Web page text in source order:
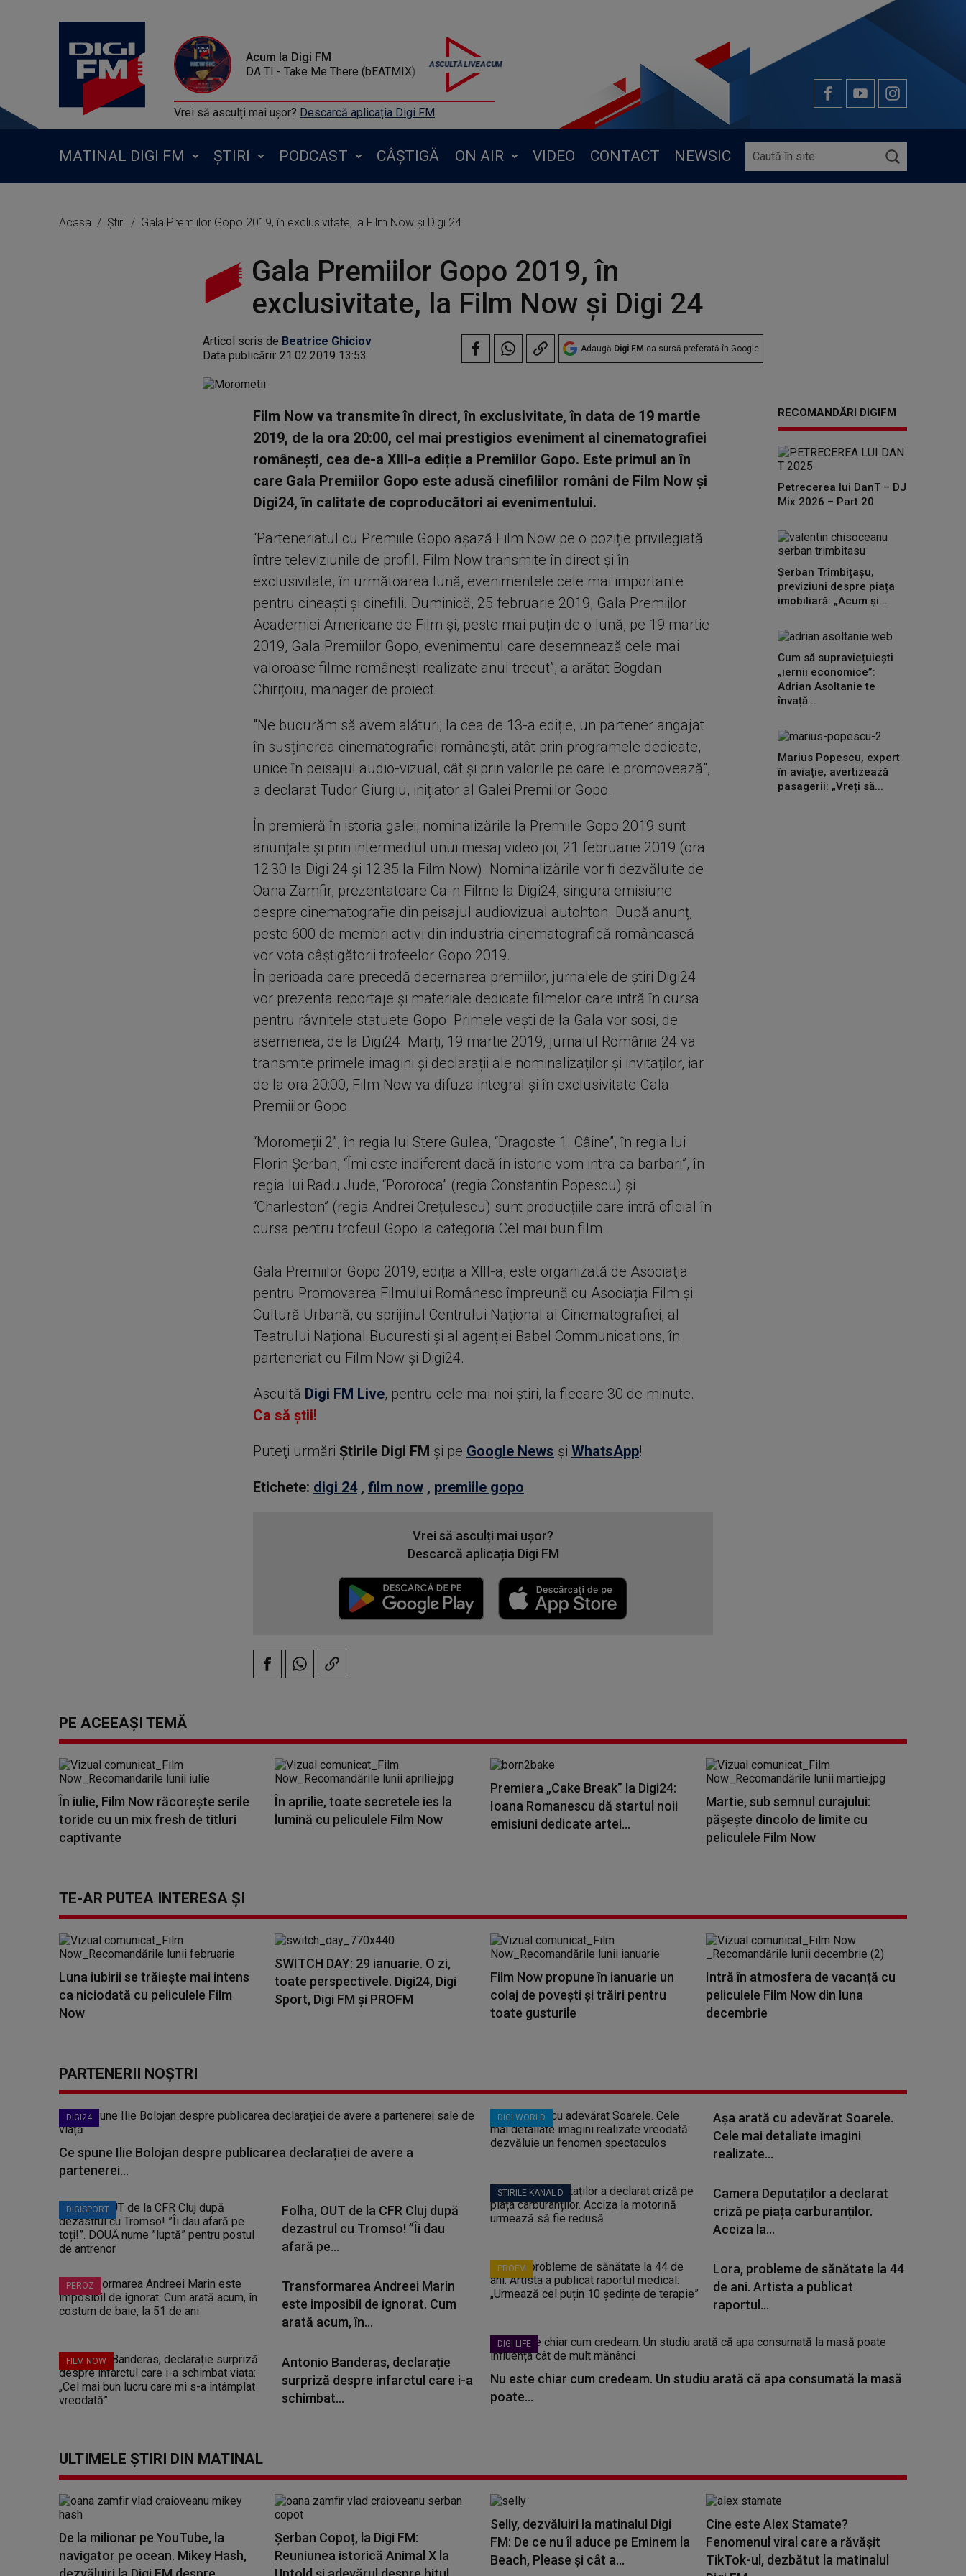
Acum la Digi FM
DA TI - Take Me There (bEATMIX)
Vrei să asculți mai ușor? Descarcă aplicația Digi FM
MATINAL DIGI FM ȘTIRI PODCAST CÂȘTIGĂ ON AIR VIDEO CONTACT NEWSIC
Acasa Știri Gala Premiilor Gopo 2019, în exclusivitate, la Film Now și Digi 24
Gala Premiilor Gopo 2019, în
exclusivitate, la Film Now și Digi 24
Articol scris de Beatrice Ghiciov
Data publicării: 21.02.2019 13:53 Adaugă Digi FM ca sursă preferată în Google
Film Now va transmite în direct, în exclusivitate, în data de 19 martie
2019, de la ora 20:00, cel mai prestigios eveniment al cinematografiei
românești, cea de-a XIII-a ediție a Premiilor Gopo. Este primul an în
care Gala Premiilor Gopo este adusă cinefililor români de Film Now și
Digi24, în calitate de coproducători ai evenimentului.
“Parteneriatul cu Premiile Gopo așază Film Now pe o poziție privilegiată
între televiziunile de profil. Film Now transmite în direct și în
exclusivitate, în următoarea lună, evenimentele cele mai importante
pentru cineaști și cinefili. Duminică, 25 februarie 2019, Gala Premiilor
Academiei Americane de Film și, peste mai puțin de o lună, pe 19 martie
2019, Gala Premiilor Gopo, evenimentul care desemnează cele mai
valoroase filme românești realizate anul trecut”, a arătat Bogdan
Chirițoiu, manager de proiect.
"Ne bucurăm să avem alături, la cea de 13-a ediție, un partener angajat
în susținerea cinematografiei românești, atât prin programele dedicate,
unice în peisajul audio-vizual, cât și prin valorile pe care le promovează",
a declarat Tudor Giurgiu, inițiator al Galei Premiilor Gopo.
În premieră în istoria galei, nominalizările la Premiile Gopo 2019 sunt
anunțate și prin intermediul unui mesaj video joi, 21 februarie 2019 (ora
12:30 la Digi 24 și 12:35 la Film Now). Nominalizările vor fi dezvăluite de
Oana Zamfir, prezentatoare Ca-n Filme la Digi24, singura emisiune
despre cinematografie din peisajul audiovizual autohton. După anunț,
peste 600 de membri activi din industria cinematografică românească
vor vota câștigătorii trofeelor Gopo 2019.
În perioada care precedă decernarea premiilor, jurnalele de știri Digi24
vor prezenta reportaje și materiale dedicate filmelor care intră în cursa
pentru râvnitele statuete Gopo. Primele vești de la Gala vor sosi, de
asemenea, de la Digi24. Marți, 19 martie 2019, jurnalul România 24 va
transmite primele imagini și declarații ale nominalizaților și invitaților, iar
de la ora 20:00, Film Now va difuza integral și în exclusivitate Gala
Premiilor Gopo.
“Moromeții 2”, în regia lui Stere Gulea, “Dragoste 1. Câine”, în regia lui
Florin Șerban, “Îmi este indiferent dacă în istorie vom intra ca barbari”, în
regia lui Radu Jude, “Pororoca” (regia Constantin Popescu) și
“Charleston” (regia Andrei Crețulescu) sunt producțiile care intră oficial în
cursa pentru trofeul Gopo la categoria Cel mai bun film.
Gala Premiilor Gopo 2019, ediția a XIII-a, este organizată de Asociaţia
pentru Promovarea Filmului Românesc împreună cu Asociația Film și
Cultură Urbană, cu sprijinul Centrului Naţional al Cinematografiei, al
Teatrului Național Bucuresti și al agenției Babel Communications, în
parteneriat cu Film Now și Digi24.
Ascultă Digi FM Live, pentru cele mai noi știri, la fiecare 30 de minute.
Ca să știi!
Puteţi urmări Știrile Digi FM şi pe Google News şi WhatsApp!
Etichete: digi 24, film now, premiile gopo
Vrei să asculți mai ușor?
Descarcă aplicația Digi FM
RECOMANDĂRI DIGIFM
Petrecerea lui DanT – DJ
Mix 2026 – Part 20
Șerban Trîmbițașu,
previziuni despre piața
imobiliară: „Acum și...
Cum să supraviețuiești
„iernii economice”:
Adrian Asoltanie te
învață...
Marius Popescu, expert
în aviație, avertizează
pasagerii: „Vreți să...
PE ACEEAȘI TEMĂ
În iulie, Film Now răcorește serile
toride cu un mix fresh de titluri
captivante
În aprilie, toate secretele ies la
lumină cu peliculele Film Now
Premiera „Cake Break” la Digi24:
Ioana Romanescu dă startul noii
emisiuni dedicate artei...
Martie, sub semnul curajului:
pășește dincolo de limite cu
peliculele Film Now
TE-AR PUTEA INTERESA ȘI
Luna iubirii se trăiește mai intens
ca niciodată cu peliculele Film
Now
SWITCH DAY: 29 ianuarie. O zi,
toate perspectivele. Digi24, Digi
Sport, Digi FM și PROFM
Film Now propune în ianuarie un
colaj de povești și trăiri pentru
toate gusturile
Intră în atmosfera de vacanță cu
peliculele Film Now din luna
decembrie
PARTENERII NOȘTRI
DIGI24
Ce spune Ilie Bolojan despre publicarea declarației de avere a
partenerei...
DIGISPORT
Folha, OUT de la CFR Cluj după
dezastrul cu Tromso! ”Îi dau
afară pe...
PEROZ
Transformarea Andreei Marin
este imposibil de ignorat. Cum
arată acum, în...
FILM NOW
Antonio Banderas, declarație
surpriză despre infarctul care i-a
schimbat...
DIGI WORLD
Așa arată cu adevărat Soarele.
Cele mai detaliate imagini
realizate...
STIRILE KANAL D
Camera Deputaților a declarat
criză pe piața carburanților.
Acciza la...
PROFM
Lora, probleme de sănătate la 44
de ani. Artista a publicat
raportul...
DIGI LIFE
Nu este chiar cum credeam. Un studiu arată că apa consumată la masă
poate...
ULTIMELE ȘTIRI DIN MATINAL
De la milionar pe YouTube, la
navigator pe ocean. Mikey Hash,
Șerban Copoț, la Digi FM:
Reuniunea istorică Animal X la
Selly, dezvăluiri la matinalul Digi
FM: De ce nu îl aduce pe Eminem la
Beach, Please și cât a...
Cine este Alex Stamate?
Fenomenul viral care a răvășit
TikTok-ul, dezbătut la matinalul